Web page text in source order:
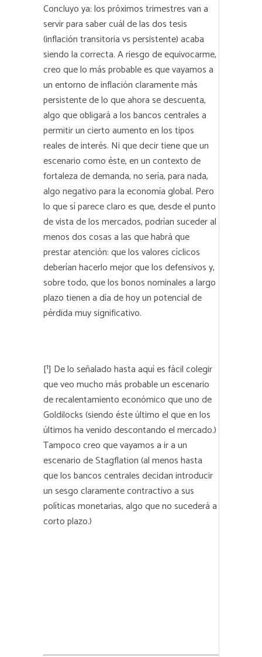
Concluyo ya: los próximos trimestres van a
servir para saber cuál de las dos tesis
(inflación transitoria vs persistente) acaba
siendo la correcta. A riesgo de equivocarme,
creo que lo más probable es que vayamos a
un entorno de inflación claramente más
persistente de lo que ahora se descuenta,
algo que obligará a los bancos centrales a
permitir un cierto aumento en los tipos
reales de interés. Ni que decir tiene que un
escenario como éste, en un contexto de
fortaleza de demanda, no sería, para nada,
algo negativo para la economía global. Pero
lo que sí parece claro es que, desde el punto
de vista de los mercados, podrían suceder al
menos dos cosas a las que habrá que
prestar atención: que los valores cíclicos
deberían hacerlo mejor que los defensivos y,
sobre todo, que los bonos nominales a largo
plazo tienen a día de hoy un potencial de
pérdida muy significativo.
[¹] De lo señalado hasta aquí es fácil colegir
que veo mucho más probable un escenario
de recalentamiento económico que uno de
Goldilocks (siendo éste último el que en los
últimos ha venido descontando el mercado.)
Tampoco creo que vayamos a ir a un
escenario de Stagflation (al menos hasta
que los bancos centrales decidan introducir
un sesgo claramente contractivo a sus
políticas monetarias, algo que no sucederá a
corto plazo.)